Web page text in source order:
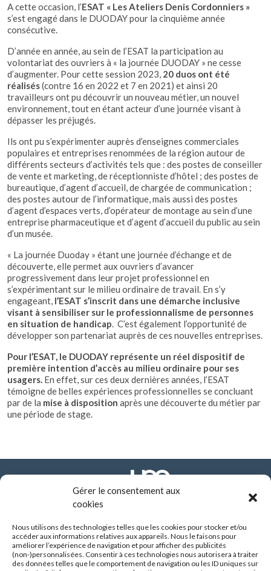
Gérer le consentement aux
cookies
Nous utilisons des technologies telles que les cookies pour stocker et/ou
accéder aux informations relatives aux appareils. Nous le faisons pour
améliorer l’expérience de navigation et pour afficher des publicités
(non-)personnalisées. Consentir à ces technologies nous autorisera à traiter
des données telles que le comportement de navigation ou les ID uniques sur
A cette occasion, l’ESAT « Les Ateliers Denis Cordonniers »
s’est engagé dans le DUODAY pour la cinquième année
consécutive.
D’année en année, au sein de l’ESAT la participation au
volontariat des ouvriers à « la journée DUODAY » ne cesse
d’augmenter. Pour cette session 2023, 20 duos ont été
réalisés(contre 16 en 2022 et 7 en 2021) et ainsi 20
travailleurs ont pu découvrir un nouveau métier, un nouvel
environnement, tout en étant acteur d’une journée visant à
dépasser les préjugés.
Ils ont pu s’expérimenter auprès d’enseignes commerciales
populaires et entreprises renommées de la région autour de
différents secteurs d’activités tels que : des postes de conseiller
de vente et marketing, de réceptionniste d’hôtel ; des postes de
bureautique, d’agent d’accueil, de chargée de communication ;
des postes autour de l’informatique, mais aussi des postes
d’agent d’espaces verts, d’opérateur de montage au sein d’une
entreprise pharmaceutique et d’agent d’accueil du public au sein
d’un musée.
« La journée Duoday » étant une journée d’échange et de
découverte, elle permet aux ouvriers d’avancer
progressivement dans leur projet professionnel en
s’expérimentant sur le milieu ordinaire de travail. En s’y
engageant, l’ESAT s’inscrit dans une démarche inclusive
visant à sensibiliser sur le professionnalisme de personnes
en situation de handicap . C’est également l’opportunité de
développer son partenariat auprès de ces nouvelles entreprises.
Pour l’ESAT, le DUODAY représente un réel dispositif de
première intention d’accès au milieu ordinaire pour ses
usagers. En effet, sur ces deux dernières années, l’ESAT
témoigne de belles expériences professionnelles se concluant
par de la mise à disposition après une découverte du métier par
une période de stage.
FONDATION ARHM
290 route de Vienne - BP 8252
69355 LYON CEDEX